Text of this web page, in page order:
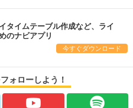
タイムテーブル作成など、ライ
のナビアプリ
今すぐダウンロード
ォローしよう！